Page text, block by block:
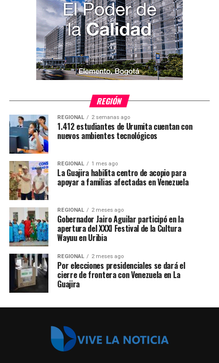
REGIÓN
REGIONAL 2 semanas ago
1.412 estudiantes de Urumita cuentan con
nuevos ambientes tecnológicos
REGIONAL 1 mes ago
La Guajira habilita centro de acopio para
apoyar a familias afectadas en Venezuela
REGIONAL 2 meses ago
Gobernador Jairo Aguilar participó en la
apertura del XXXI Festival de la Cultura
Wayuu en Uribia
REGIONAL 2 meses ago
Por elecciones presidenciales se dará el
cierre de frontera con Venezuela en La
Guajira